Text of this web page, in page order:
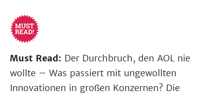
Must Read: Der Durchbruch, den AOL nie
wollte – Was passiert mit ungewollten
Innovationen in großen Konzernen? Die